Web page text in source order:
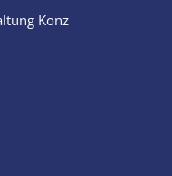
Konz